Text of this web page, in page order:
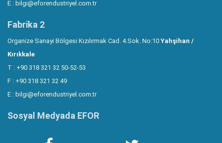
E : bilgi@eforendustriyel.com.tr
Fabrika 2
Organize Sanayi Bölgesi Kızılırmak Cad. 4.Sok. No:10 Yahşihan /
Kırıkkale
T : +90 318 321 32 50-52-53
F : +90 318 321 32 49
E : bilgi@eforendustriyel.com.tr
Sosyal Medyada EFOR